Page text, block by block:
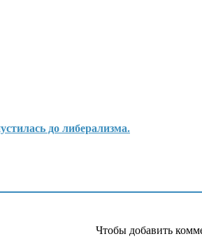
до либерализма.
Чтобы добавить